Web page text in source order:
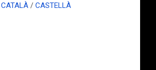
CATALÀ / CASTELLÀ